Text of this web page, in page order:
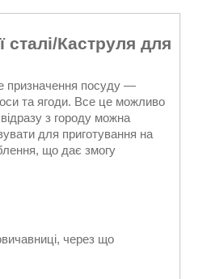
Каструля для
призначення посуду —
та ягоди. Все це можливо
з городу можна
для приготування на
що дає змогу
через що